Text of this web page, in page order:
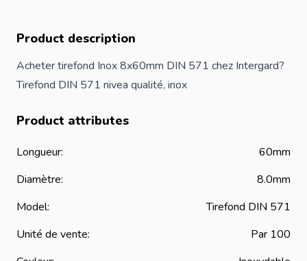
Product description
Acheter tirefond Inox 8x60mm DIN 571 chez Intergard?
Tirefond DIN 571 nivea qualité, inox
Product attributes
Longueur:
60mm
Diamètre:
8.0mm
Model:
Tirefond DIN 571
Unité de vente:
Par 100